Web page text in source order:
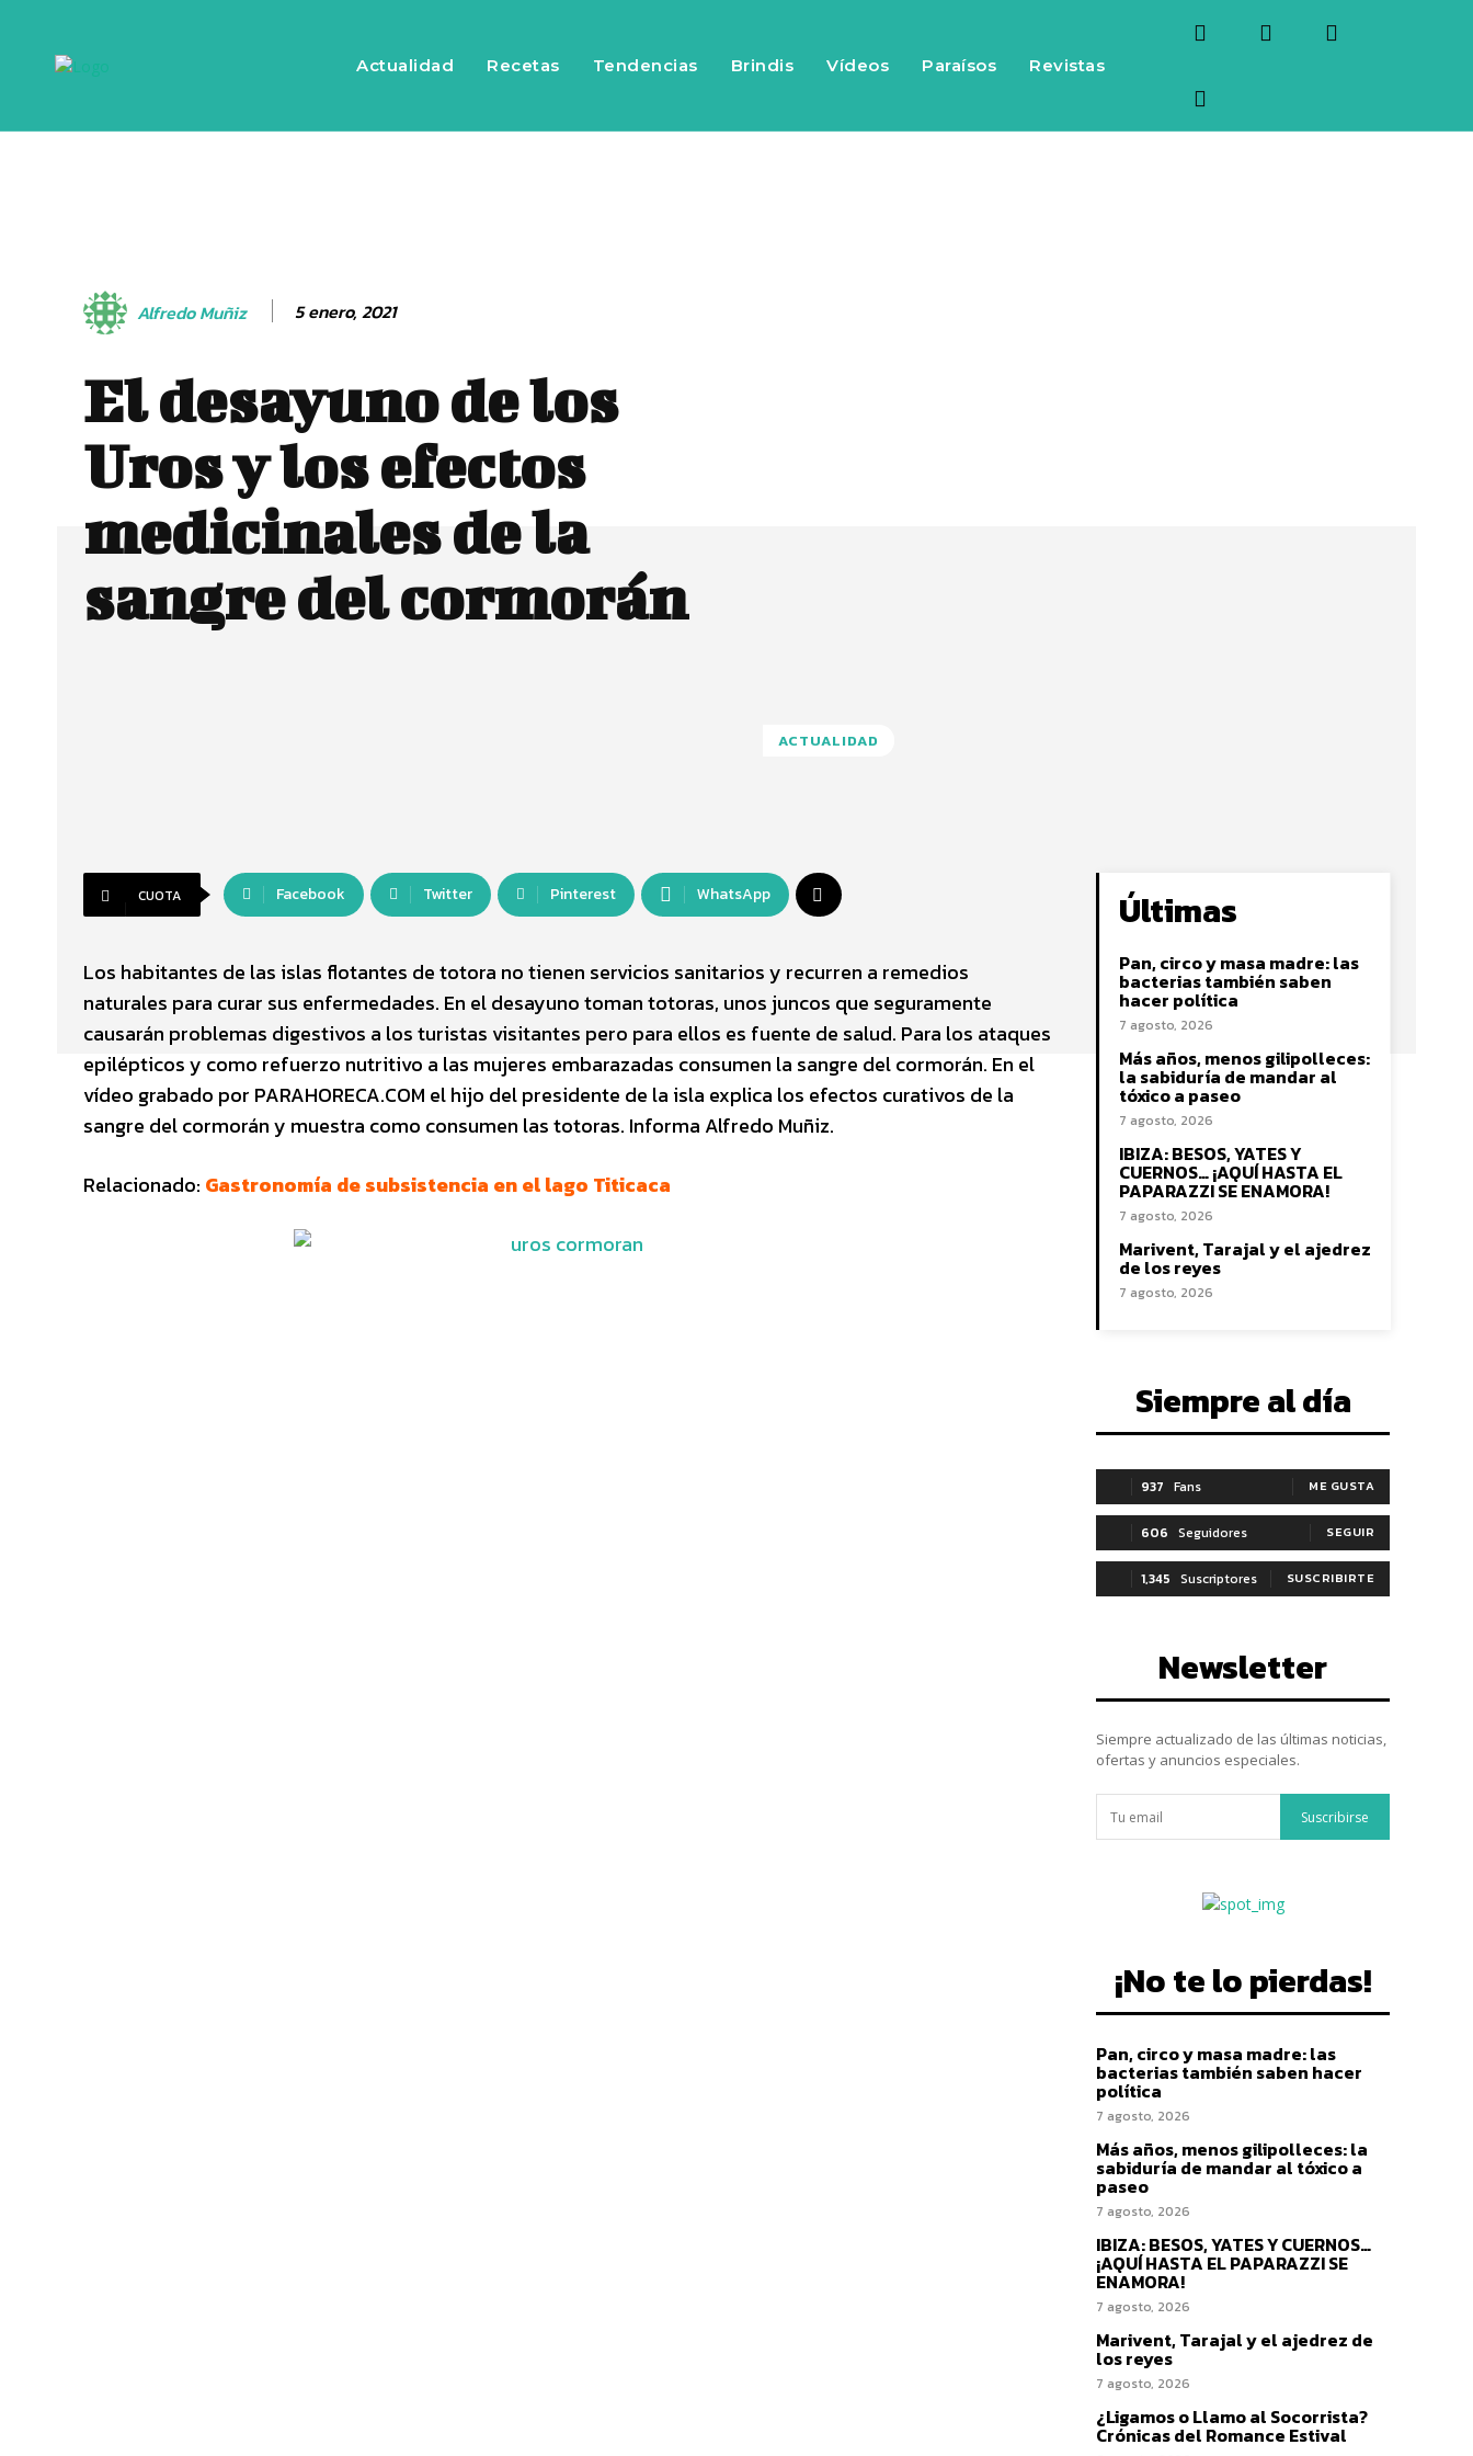
Actualidad Recetas Tendencias Brindis Vídeos Paraísos Revistas
Alfredo Muñiz 5 enero, 2021
El desayuno de los
Uros y los efectos
medicinales de la
sangre del cormorán
ACTUALIDAD
CUOTA Facebook Twitter Pinterest WhatsApp
Los habitantes de las islas flotantes de totora no tienen servicios sanitarios y recurren a remedios
naturales para curar sus enfermedades. En el desayuno toman totoras, unos juncos que seguramente
causarán problemas digestivos a los turistas visitantes pero para ellos es fuente de salud. Para los ataques
epilépticos y como refuerzo nutritivo a las mujeres embarazadas consumen la sangre del cormorán. En el
vídeo grabado por PARAHORECA.COM el hijo del presidente de la isla explica los efectos curativos de la
sangre del cormorán y muestra como consumen las totoras. Informa Alfredo Muñiz.
Relacionado: Gastronomía de subsistencia en el lago Titicaca
Últimas
Pan, circo y masa madre: las
bacterias también saben
hacer política
7 agosto, 2026
Más años, menos gilipolleces:
la sabiduría de mandar al
tóxico a paseo
7 agosto, 2026
IBIZA: BESOS, YATES Y
CUERNOS… ¡AQUÍ HASTA EL
PAPARAZZI SE ENAMORA!
7 agosto, 2026
Marivent, Tarajal y el ajedrez
de los reyes
7 agosto, 2026
Siempre al día
937 Fans ME GUSTA
606 Seguidores SEGUIR
1,345 Suscriptores SUSCRIBIRTE
Newsletter
Siempre actualizado de las últimas noticias,
ofertas y anuncios especiales.
Suscribirse
¡No te lo pierdas!
Pan, circo y masa madre: las
bacterias también saben hacer
política
7 agosto, 2026
Más años, menos gilipolleces: la
sabiduría de mandar al tóxico a
paseo
7 agosto, 2026
IBIZA: BESOS, YATES Y CUERNOS…
¡AQUÍ HASTA EL PAPARAZZI SE
ENAMORA!
7 agosto, 2026
Marivent, Tarajal y el ajedrez de
los reyes
7 agosto, 2026
¿Ligamos o Llamo al Socorrista?
Crónicas del Romance Estival